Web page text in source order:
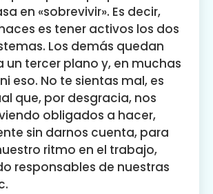
en «sobrevivir». Es decir,
es tener activos los dos
Los demás quedan
un tercer plano y, en muchas
eso. No te sientas mal, es
que, por desgracia, nos
obligados a hacer,
sin darnos cuenta, para
ritmo en el trabajo,
responsables de nuestras